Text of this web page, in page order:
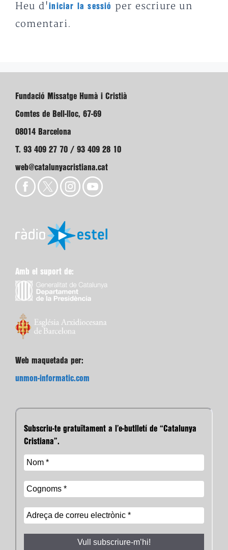
Heu d'iniciar la sessió
per escriure un
comentari.
Fundació Missatge Humà i Cristià
Comtes de Bell-lloc, 67-69
08014 Barcelona
T. 93 409 27 70 / 93 409 28 10
web@catalunyacristiana.cat
Amb el suport de:
Web maquetada per:
unmon-informatic.com
Subscriu-te gratuïtament a l’e-butlletí de “Catalunya
Cristiana”.